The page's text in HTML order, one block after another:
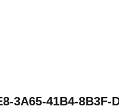
3A65-41B4-8B3F-